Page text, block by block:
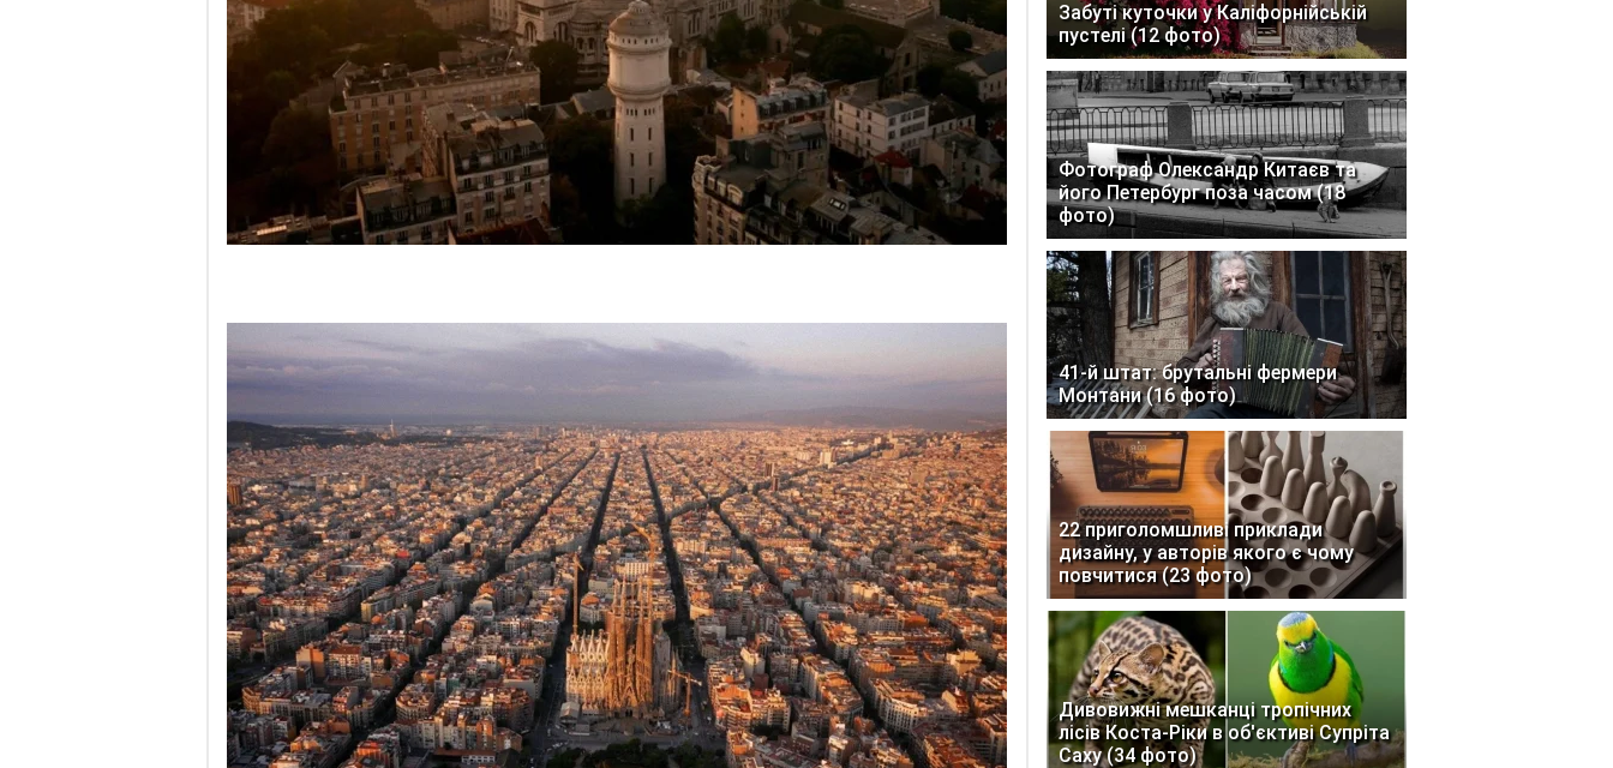
Забуті куточки у Каліфорнійській
пустелі (12 фото)
Фотограф Олександр Китаєв та
його Петербург поза часом (18
фото)
41-й штат: брутальні фермери
Монтани (16 фото)
22 приголомшливі приклади
дизайну, у авторів якого є чому
повчитися (23 фото)
Дивовижні мешканці тропічних
лісів Коста-Ріки в об'єктиві Супріта
Саху (34 фото)